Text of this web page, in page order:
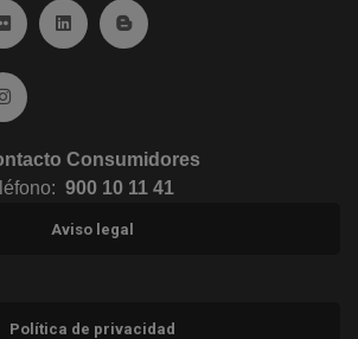
Ir a Flickr (abre en ventana nueva)
Ir a Linkedin (abre en ventana nueva)
Ir al Blog (abre en ventana
Ir a Instagram (abre en ventana nueva)
Consumidores
900 10 11 41
Aviso legal
Política de privacidad